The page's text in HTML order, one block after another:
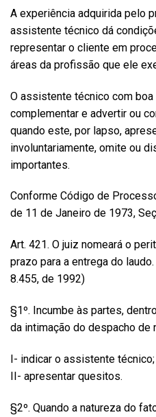
A experiência adquirida pelo
assistente técnico dá
representar o cliente em
áreas da profissão que ele
O assistente técnico com
complementar e advertir ou
quando este, por lapso,
involuntariamente, omite ou
importantes.
Conforme Código de
de 11 de Janeiro de 1973,
Art. 421. O juiz nomeará o
prazo para a entrega do
8.455, de 1992)
§1º. Incumbe às partes,
da intimação do despacho de
I- indicar o assistente técnico;
II- apresentar quesitos.
§2º. Quando a natureza do